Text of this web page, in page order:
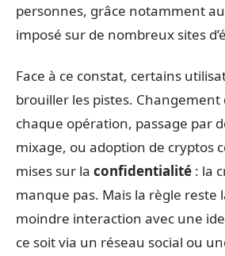
personnes, grâce notamment au
imposé sur de nombreux sites
Face à ce constat, certains
brouiller les pistes. Changement
chaque opération, passage par
mixage, ou adoption de cryptos
mises sur la confidentialité : la
manque pas. Mais la règle reste
moindre interaction avec une
ce soit via un réseau social ou